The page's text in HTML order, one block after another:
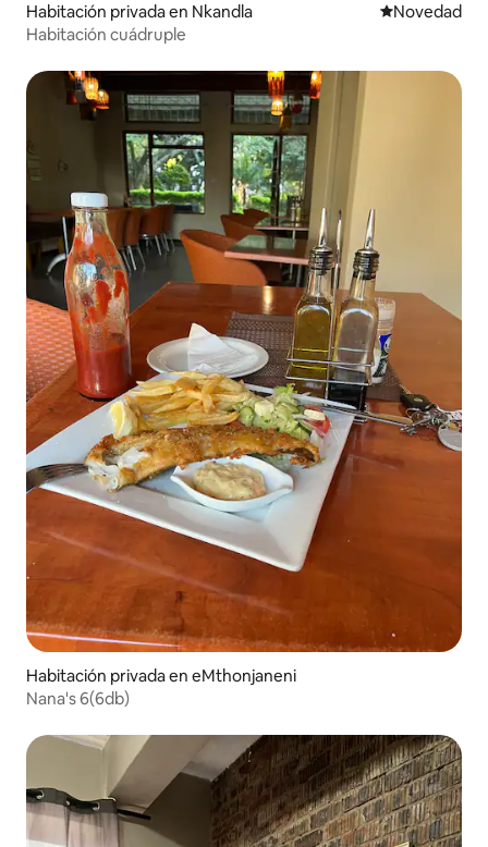
Habitación privada en Nkandla Lugar para
Novedad
Habitación cuádruple
Habitación privada en eMthonjaneni
Nana's 6(6db)